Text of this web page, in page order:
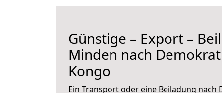
Günstige – Export –
Minden nach
Kongo
Ein Transport oder eine Beiladung nach